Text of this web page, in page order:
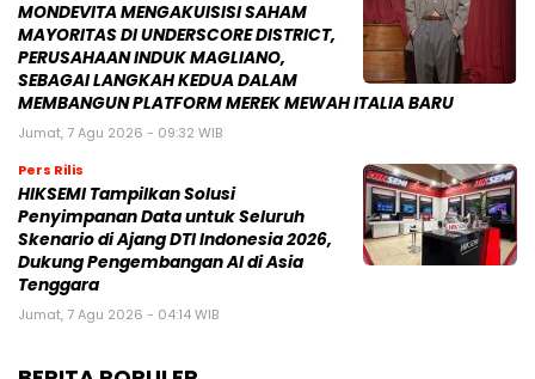
MONDEVITA MENGAKUISISI SAHAM
MAYORITAS DI UNDERSCORE DISTRICT,
PERUSAHAAN INDUK MAGLIANO,
SEBAGAI LANGKAH KEDUA DALAM
MEMBANGUN PLATFORM MEREK MEWAH ITALIA BARU
Jumat, 7 Agu 2026 - 09:32 WIB
Pers Rilis
HIKSEMI Tampilkan Solusi
Penyimpanan Data untuk Seluruh
Skenario di Ajang DTI Indonesia 2026,
Dukung Pengembangan AI di Asia
Tenggara
Jumat, 7 Agu 2026 - 04:14 WIB